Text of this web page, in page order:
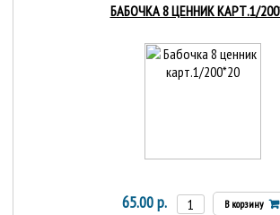
БАБОЧКА 8 ЦЕННИК КАРТ.1/
65.00 р. В корзину